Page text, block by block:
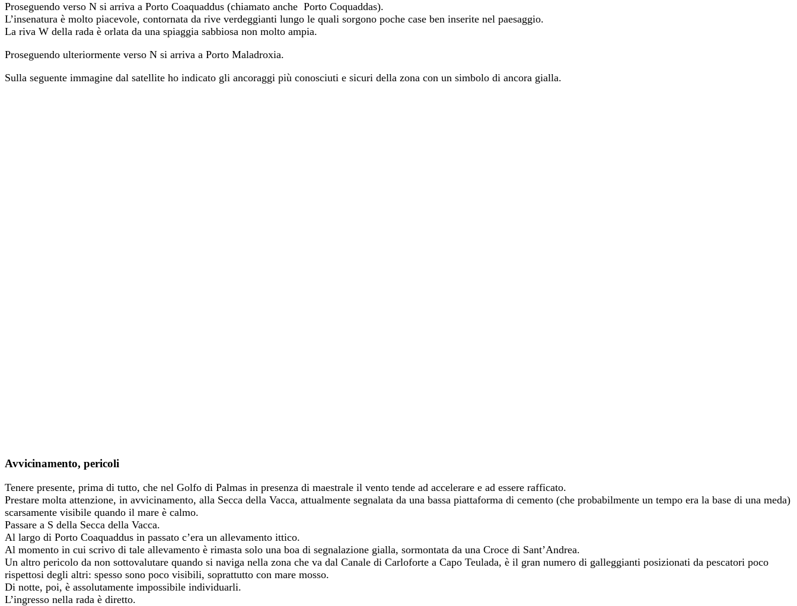
Proseguendo verso N si arriva a Porto Coaquaddus (chiamato anche Porto Coquaddas).
L’insenatura è molto piacevole, contornata da rive verdeggianti lungo le quali sorgono poche case ben inserite nel paesaggio.
La riva W della rada è orlata da una spiaggia sabbiosa non molto ampia.
Proseguendo ulteriormente verso N si arriva a Porto Maladroxia.
Sulla seguente immagine dal satellite ho indicato gli ancoraggi più conosciuti e sicuri della zona con un simbolo di ancora gialla.
Avvicinamento, pericoli
Tenere presente, prima di tutto, che nel Golfo di Palmas in presenza di maestrale il vento tende ad accelerare e ad essere rafficato.
Prestare molta attenzione, in avvicinamento, alla Secca della Vacca, attualmente segnalata da una bassa piattaforma di cemento (che probabilmente un tempo era la base di una meda)
scarsamente visibile quando il mare è calmo.
Passare a S della Secca della Vacca.
Al largo di Porto Coaquaddus in passato c’era un allevamento ittico.
Al momento in cui scrivo di tale allevamento è rimasta solo una boa di segnalazione gialla, sormontata da una Croce di Sant’Andrea.
Un altro pericolo da non sottovalutare quando si naviga nella zona che va dal Canale di Carloforte a Capo Teulada, è il gran numero di galleggianti posizionati da pescatori poco
rispettosi degli altri: spesso sono poco visibili, soprattutto con mare mosso.
Di notte, poi, è assolutamente impossibile individuarli.
L’ingresso nella rada è diretto.